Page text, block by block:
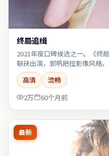
终局追缉
2021年度口碑候选之一。《终
联袂出演，郭帆把控影像风格，
高清
流畅
2万
60个月前
最新